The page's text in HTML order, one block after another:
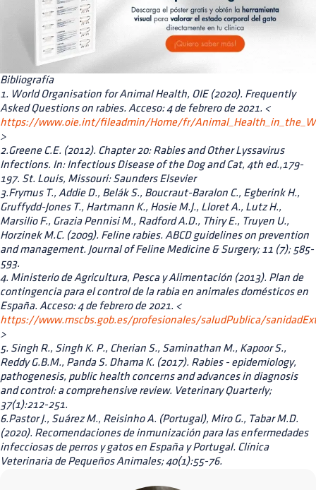
Bibliografía
1. World Organisation for Animal Health, OIE (2020). Frequently
Asked Questions on rabies. Acceso: 4 de febrero de 2021. <
https://www.oie.int/fileadmin/Home/fr/
>
2.Greene C.E. (2012). Chapter 20: Rabies and Other Lyssavirus
Infections. In: Infectious Disease of the Dog and Cat, 4th ed.,179-
197. St. Louis, Missouri: Saunders Elsevier
3.Frymus T., Addie D., Belák S., Boucraut-Baralon C., Egberink H.,
Gruffydd-Jones T., Hartmann K., Hosie M.J., Lloret A., Lutz H.,
Marsilio F., Grazia Pennisi M., Radford A.D., Thiry E., Truyen U.,
Horzinek M.C. (2009). Feline rabies. ABCD guidelines on prevention
and management. Journal of Feline Medicine & Surgery; 11 (7); 585-
593.
4. Ministerio de Agricultura, Pesca y Alimentación (2013). Plan de
contingencia para el control de la rabia en animales domésticos en
España. Acceso: 4 de febrero de 2021. <
https://www.mscbs.gob.es/profesionales/saludPublica/
>
5. Singh R., Singh K. P., Cherian S., Saminathan M., Kapoor S.,
Reddy G.B.M., Panda S. Dhama K. (2017). Rabies - epidemiology,
pathogenesis, public health concerns and advances in diagnosis
and control: a comprehensive review. Veterinary Quarterly;
37(1):212-251.
6.Pastor J., Suárez M., Reisinho A. (Portugal), Miro G., Tabar M.D.
(2020). Recomendaciones de inmunización para las enfermedades
infecciosas de perros y gatos en España y Portugal. Clínica
Veterinaria de Pequeños Animales; 40(1):55-76.